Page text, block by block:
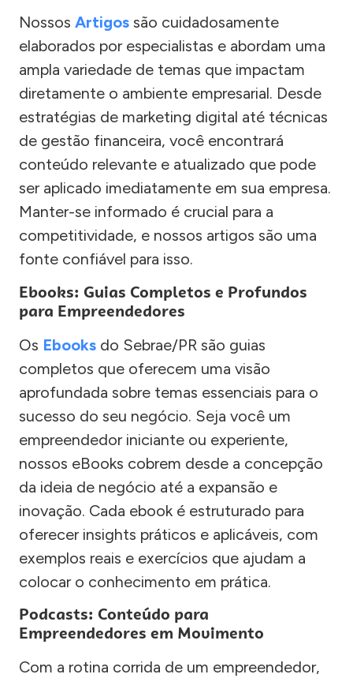
Nossos Artigos são cuidadosamente
elaborados por especialistas e abordam uma
ampla variedade de temas que impactam
diretamente o ambiente empresarial. Desde
estratégias de marketing digital até técnicas
de gestão financeira, você encontrará
conteúdo relevante e atualizado que pode
ser aplicado imediatamente em sua empresa.
Manter-se informado é crucial para a
competitividade, e nossos artigos são uma
fonte confiável para isso.
Ebooks: Guias Completos e Profundos
para Empreendedores
Os Ebooks do Sebrae/PR são guias
completos que oferecem uma visão
aprofundada sobre temas essenciais para o
sucesso do seu negócio. Seja você um
empreendedor iniciante ou experiente,
nossos eBooks cobrem desde a concepção
da ideia de negócio até a expansão e
inovação. Cada ebook é estruturado para
oferecer insights práticos e aplicáveis, com
exemplos reais e exercícios que ajudam a
colocar o conhecimento em prática.
Podcasts: Conteúdo para
Empreendedores em Movimento
Com a rotina corrida de um empreendedor,